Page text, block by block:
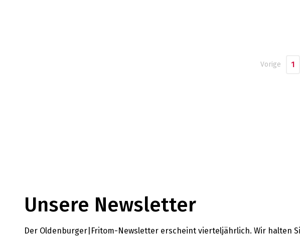
Vorige 1
Unsere Newsletter
Der Oldenburger|Fritom-Newsletter erscheint vierteljährlich. Wir halten